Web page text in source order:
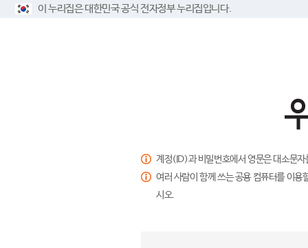
이 누리집은 대한민국 공식 전자정부 누리집입니다.
계정(ID)과 비밀번호에서 영문은 대소문
여러 사람이 함께 쓰는 공용 컴퓨터를 이
시오.